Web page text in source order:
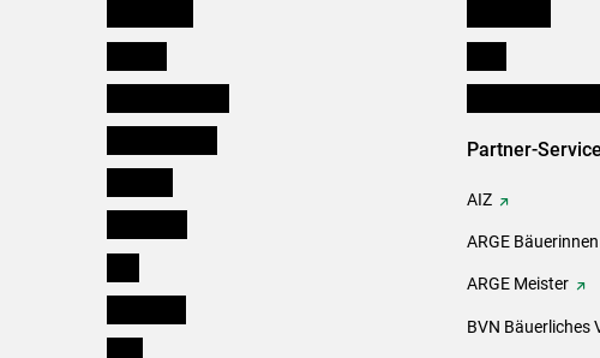
Partner-
AIZ
ARGE Bäuerinnen
ARGE Meister
BVN Bäuerliches